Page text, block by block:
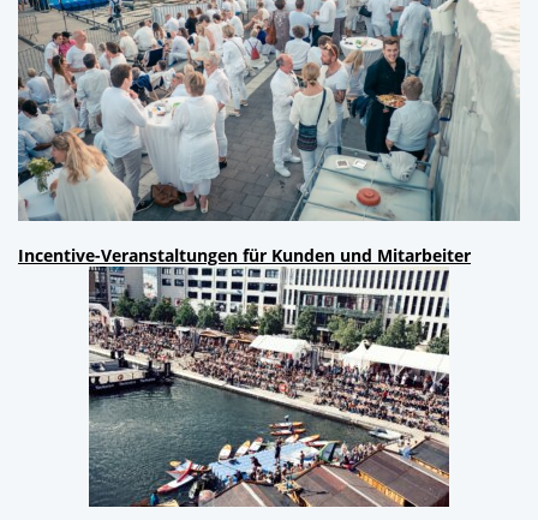
Incentive-Veranstaltungen für Kunden und Mitarbeiter